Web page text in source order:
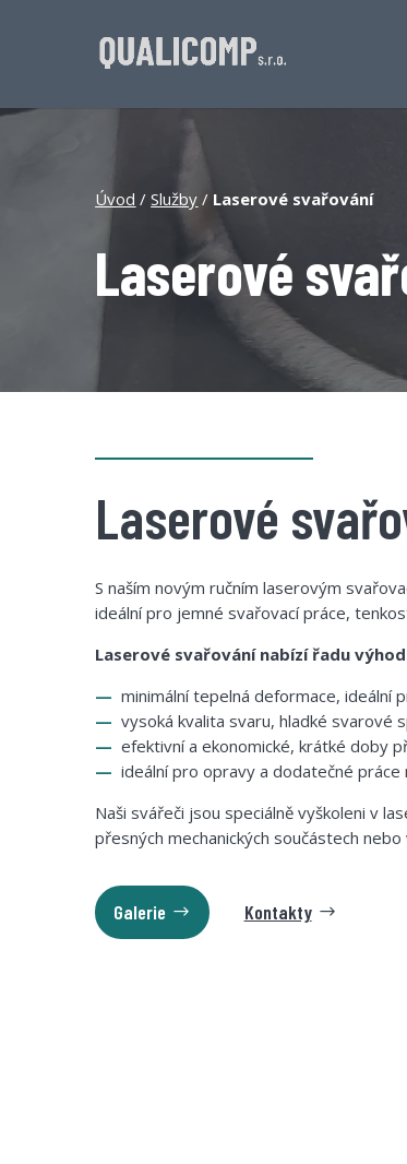
Úvod /Služby / Laserové svařování
Laserové
Laserové
S naším novým ručním laserovým
ideální pro jemné svařovací práce,
Laserové svařování nabízí řadu
— minimální tepelná deformace, ideální
— vysoká kvalita svaru, hladké svarové
— efektivní a ekonomické, krátké doby
— ideální pro opravy a dodatečné práce
Naši svářeči jsou speciálně vyškoleni v
přesných mechanických součástech nebo
Galerie Kontakty